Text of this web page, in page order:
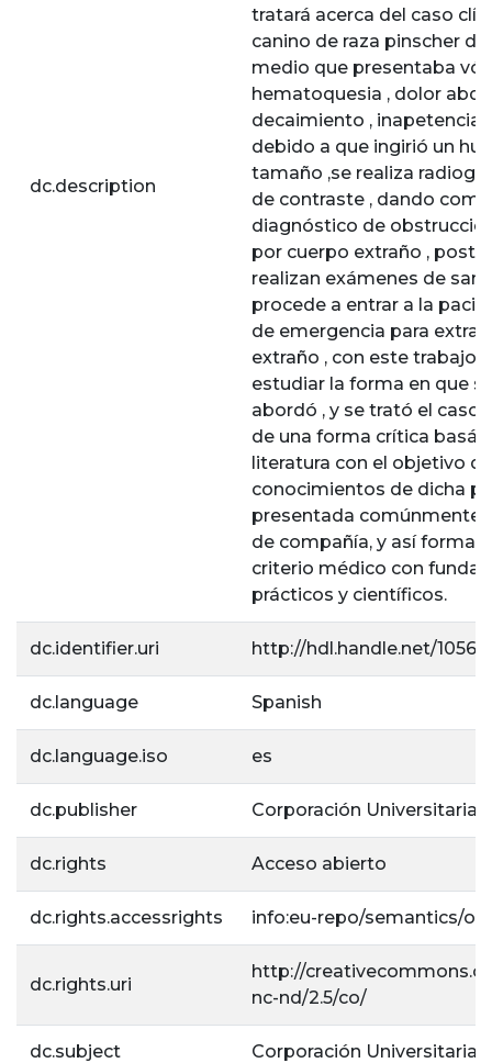
dc.description
tratará acerca del caso
canino de raza pinscher de
medio que presentaba
hematoquesia , dolor
decaimiento , inapetencia
debido a que ingirió un
tamaño ,se realiza
de contraste , dando
diagnóstico de
por cuerpo extraño ,
realizan exámenes de
procede a entrar a la
de emergencia para
extraño , con este trabajo
estudiar la forma en que
abordó , y se trató el caso
de una forma crítica
literatura con el objetivo
conocimientos de dicha
presentada comúnmente
de compañía, y así formar
criterio médico con
prácticos y científicos.
dc.identifier.uri http://hdl.handle.net/
dc.language Spanish
dc.language.iso es
dc.publisher Corporación Universitaria
dc.rights Acceso abierto
dc.rights.accessrights info:eu-repo/semantics/
dc.rights.uri
http://
nc-nd/2.5/co/
dc.subject Corporación Universitaria